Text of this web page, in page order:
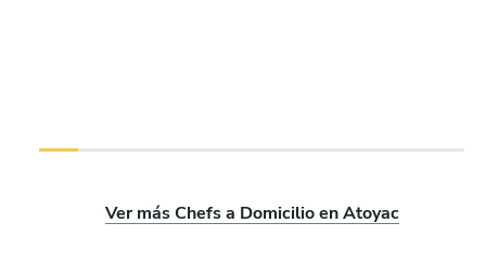
Ver más Chefs a Domicilio en Atoyac